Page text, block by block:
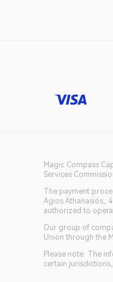
Magic Compass
Services
The payment
Agios Athanasios,
authorized to
Our group of
Union through the
Please note: The
certain